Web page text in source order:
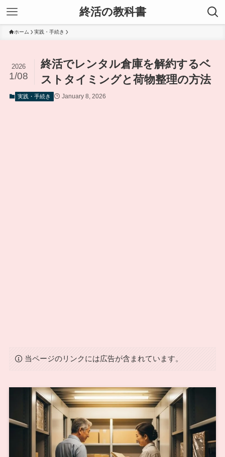
終活の教科書
ホーム 実践・手続き
終活でレンタル倉庫を解約するベ
ストタイミングと荷物整理の方法
2026
1/08
実践・手続き January 8, 2026
当ページのリンクには広告が含まれています。